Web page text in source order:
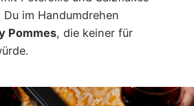
im Handumdrehen
Pommes, die keiner für